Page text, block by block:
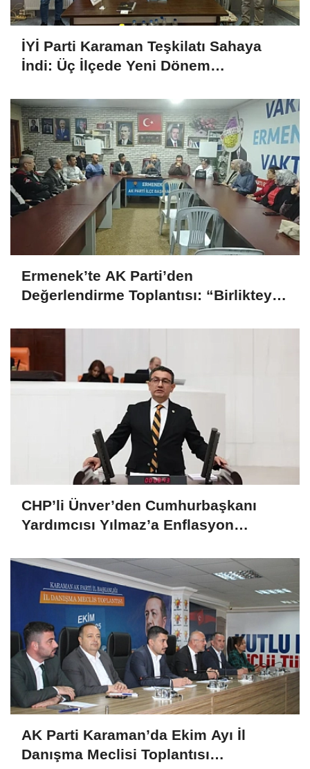
İYİ Parti Karaman Teşkilatı Sahaya
İndi: Üç İlçede Yeni Dönem
Ermenek’te AK Parti’den
Değerlendirme Toplantısı: “Birlikteyiz,
CHP’li Ünver’den Cumhurbaşkanı
Yardımcısı Yılmaz’a Enflasyon
Iskalanıyor?
AK Parti Karaman’da Ekim Ayı İl
Danışma Meclisi Toplantısı